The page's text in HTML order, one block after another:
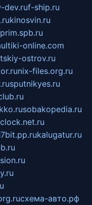
dev.ruf-ship.ru
kinosvin.ru
online.com
ostrov.ru
nix-files.org.ru
sputnikyes.ru
sobakopedia.ru
7bit.pp.rukalugatur.ru
схема-авто.рф